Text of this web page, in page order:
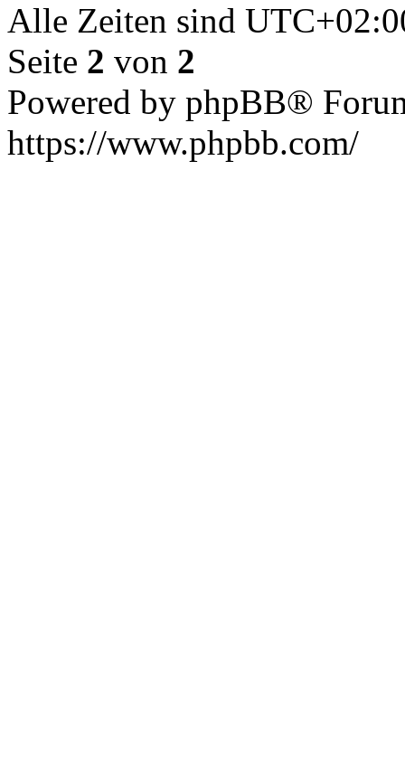
Alle Zeiten sind
Seite 2 von 2
Powered by phpBB®
https://www.phpbb.com/